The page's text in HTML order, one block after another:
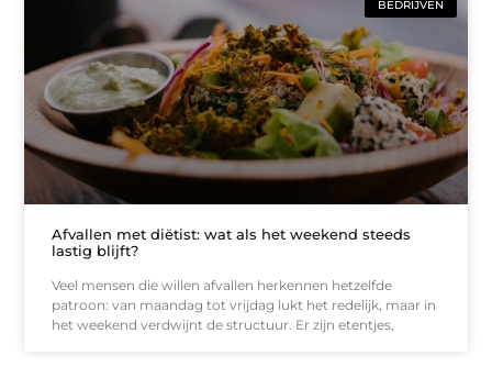
BEDRIJVEN
Afvallen met diëtist: wat als het weekend steeds
lastig blijft?
Veel mensen die willen afvallen herkennen hetzelfde
patroon: van maandag tot vrijdag lukt het redelijk, maar in
het weekend verdwijnt de structuur. Er zijn etentjes,